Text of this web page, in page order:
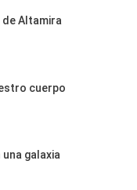
de Altamira
cuerpo
galaxia